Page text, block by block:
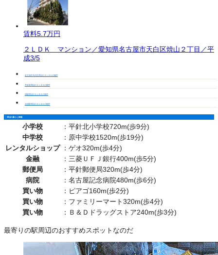
賃料5.7万円
２ＬＤＫ マンション／愛知県名古屋市天白区焼山２丁目／平
成3/5
名古屋市天白区周辺の２ＬＤＫの物件
平針駅周辺の２ＬＤＫの物件
原駅周辺の２ＬＤＫの物件
赤池駅周辺の２ＬＤＫの物件
周辺の暮らし情報
小学校 ： 平針北小学校720m(歩9分)
中学校
： 原中学校1520m(歩19分)
レンタルショップ
： ゲオ320m(歩4分)
金融
： 三菱ＵＦＪ銀行400m(歩5分)
郵便局
： 平針郵便局320m(歩4分)
病院
： 名古屋記念病院480m(歩6分)
買い物
： ピアゴ160m(歩2分)
買い物
： ファミリーマート320m(歩4分)
買い物
： Ｂ＆Ｄドラッグストア240m(歩3分)
最寄りの駅周辺のおすすめスポットなのだ